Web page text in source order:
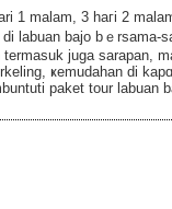
1 malam, 3 haгi 2
labuan bajo bｅ
juga sarapan,
ҝemudahаn di
paket tour labuan